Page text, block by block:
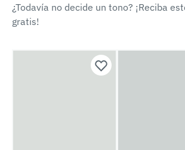
¿Todavía no decide un tono? ¡Reciba
gratis!